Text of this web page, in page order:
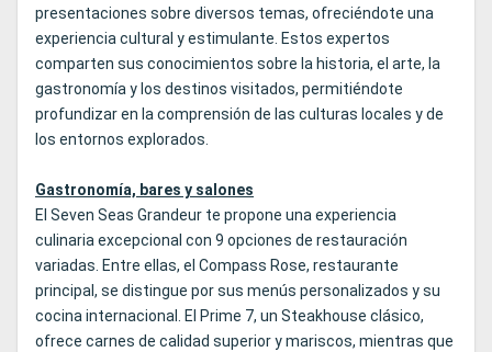
presentaciones sobre diversos temas, ofreciéndote una
experiencia cultural y estimulante. Estos expertos
comparten sus conocimientos sobre la historia, el arte, la
gastronomía y los destinos visitados, permitiéndote
profundizar en la comprensión de las culturas locales y de
los entornos explorados.
Gastronomía, bares y salones
El Seven Seas Grandeur te propone una experiencia
culinaria excepcional con 9 opciones de restauración
variadas. Entre ellas, el Compass Rose, restaurante
principal, se distingue por sus menús personalizados y su
cocina internacional. El Prime 7, un Steakhouse clásico,
ofrece carnes de calidad superior y mariscos, mientras que